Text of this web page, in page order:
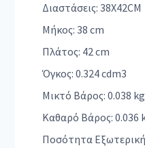
Διαστάσεις: 38X42CM
Μήκος: 38 cm
Πλάτος: 42 cm
Όγκος: 0.324 cdm3
Μικτό Βάρος: 0.038 kg
Καθαρό Βάρος: 0.036
Ποσότητα